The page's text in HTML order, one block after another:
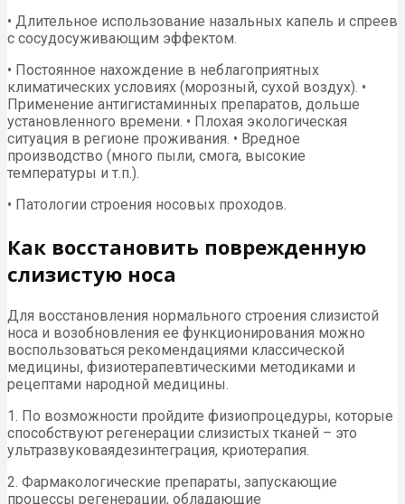
• Длительное использование назальных капель и спреев
с сосудосуживающим эффектом.
• Постоянное нахождение в неблагоприятных
климатических условиях (морозный, сухой воздух). •
Применение антигистаминных препаратов, дольше
установленного времени. • Плохая экологическая
ситуация в регионе проживания. • Вредное
производство (много пыли, смога, высокие
температуры и т.п.).
• Патологии строения носовых проходов.
Как восстановить поврежденную
слизистую носа
Для восстановления нормального строения слизистой
носа и возобновления ее функционирования можно
воспользоваться рекомендациями классической
медицины, физиотерапевтическими методиками и
рецептами народной медицины.
1. По возможности пройдите физиопроцедуры, которые
способствуют регенерации слизистых тканей – это
ультразвуковаядезинтеграция, криотерапия.
2. Фармакологические препараты, запускающие
процессы регенерации, обладающие